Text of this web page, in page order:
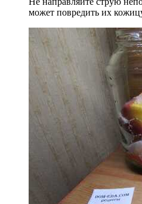
может повредить их